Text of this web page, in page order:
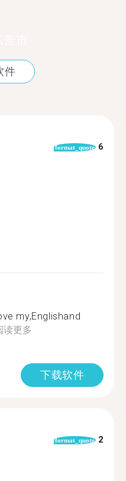
件
format_quote 6
my,Englishand
读更多
下载软件
format_quote 2